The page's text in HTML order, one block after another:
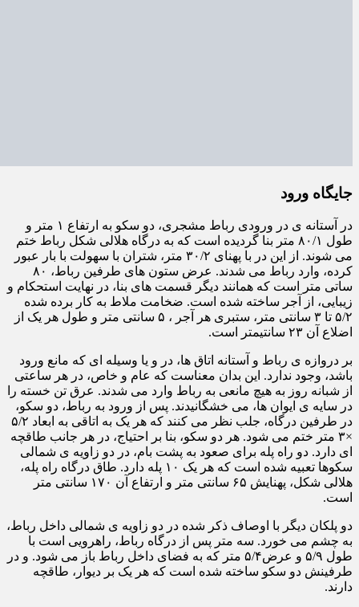
جایگاه ورود
در آستانه ی در ورودی رباط مشجری، دو سکو به ارتفاع ۱ متر و
طول ۸۰/۱ متر بنا گردیده است که به درگاه هلالی شکل رباط ختم
می شوند. از این در با پهنای ۳۰/۲ متر، شتران با سهولت با بار عبور
کرده، وارد رباط می شدند. عرض ستون های طرفین رباط، ۸۰
ساتی متر است که همانند دیگر قسمت های بنا، در نهایت استحکام و
زیبایی، از آجر ساخته شده است. ضخامت ملاط به کار برده شده
۵/۲ تا ۳ سانتی متر، ستبری هر آجر ، ۵ سانتی متر و طول هر یک از
اضلاع آن ۲۳ سانتیمتر است.
بر دروازه ی رباط و آستانه اتاق ها، در و یا وسیله ای که مانع ورود
باشد، وجود ندارد. این بدان معناست که عام و خاص، در هر ساعتی
از شبانه روز به هیچ مانعی به رباط وارد می شدند. عرق تن خسته را
در سایه ی ایوان ها، می خشگانیدند. پس از ورود به رباط، دو سکو،
در طرفین درگاه، جلب نظر می کنند که هر یک به اتاقی به ابعاد ۵/۲
×۳ متر ختم می شود. هر دو سکو، بنا بر احتیاج، در هر جانب طاقچه
ای دارد. دو راه پله برای صعود به پشت بام، در دو زاویه ی شمالی
سکوها تعبیه شده است که هر یک ۱۰ پله دارد. طاق درگاه راه پله،
هلالی شکل، پهنایش ۶۵ سانتی متر و ارتفاع آن ۱۷۰ سانتی متر
است.
دو پلکان دیگر با اوصاف ذکر شده در دو زاویه ی شمالی داخل رباط،
به چشم می خورد. سه متر پس از درگاه رباط، راهرویی است با
طول ۵/۹ و عرض۵/۴ متر که به فضای داخل رباط باز می شود. و در
طرفینش دو سکو ساخته شده است که هر یک بر دیوار، طاقچه
دارند.